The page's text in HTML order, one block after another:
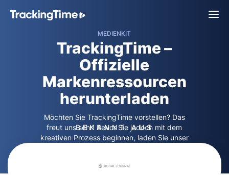
MEDIENKIT
TrackingTime –
Offizielle
Markenressourcen
herunterladen
Möchten Sie TrackingTime vorstellen? Das
freut uns sehr! Bevor Sie jedoch mit dem
kreativen Prozess beginnen, laden Sie unser
zu verleihen
BEKANNT AUS